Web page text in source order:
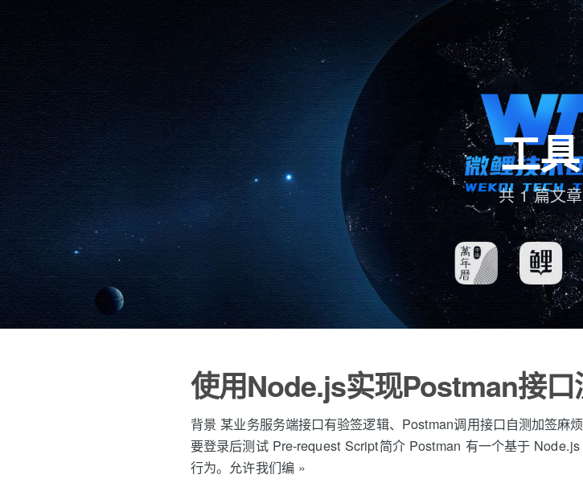
工具
共 1 篇文章
使用Node.js实现Postman接
背景 某业务服务端接口有验签逻辑、Postman调用接口自测加签麻
要登录后测试 Pre-request Script简介 Postman 有一个基于
行为。允许我们编 »